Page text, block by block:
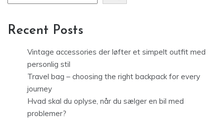
Recent Posts
Vintage accessories der løfter et simpelt outfit med
personlig stil
Travel bag – choosing the right backpack for every
journey
Hvad skal du oplyse, når du sælger en bil med
problemer?